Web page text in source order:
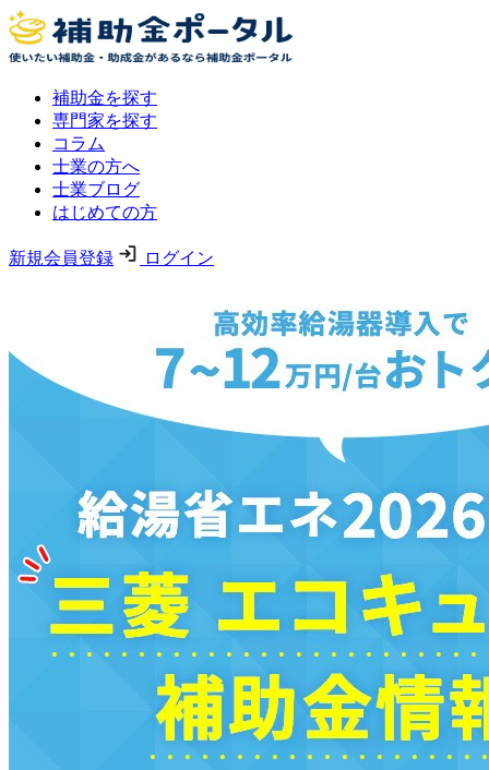
補助金を探す
専門家を探す
コラム
士業の方へ
士業ブログ
はじめての方
新規会員登録 ログイン